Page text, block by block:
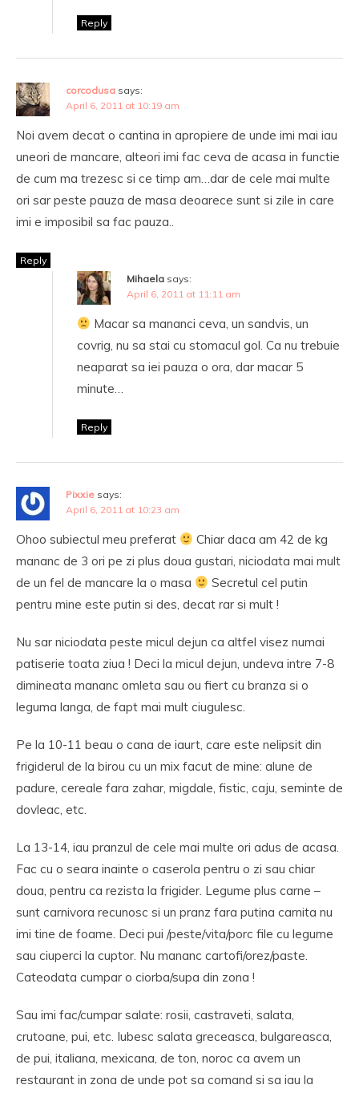
Reply
corcodusa says:
April 6, 2011 at 10:19 am
Noi avem decat o cantina in apropiere de unde imi mai iau
uneori de mancare, alteori imi fac ceva de acasa in functie
de cum ma trezesc si ce timp am…dar de cele mai multe
ori sar peste pauza de masa deoarece sunt si zile in care
imi e imposibil sa fac pauza..
Reply
Mihaela says:
April 6, 2011 at 11:11 am
Macar sa mananci ceva, un sandvis, un
covrig, nu sa stai cu stomacul gol. Ca nu trebuie
neaparat sa iei pauza o ora, dar macar 5
minute…
Reply
Pixxie says:
April 6, 2011 at 10:23 am
Ohoo subiectul meu preferat
Chiar daca am 42 de kg
mananc de 3 ori pe zi plus doua gustari, niciodata mai mult
de un fel de mancare la o masa
Secretul cel putin
pentru mine este putin si des, decat rar si mult !
Nu sar niciodata peste micul dejun ca altfel visez numai
patiserie toata ziua ! Deci la micul dejun, undeva intre 7-8
dimineata mananc omleta sau ou fiert cu branza si o
leguma langa, de fapt mai mult ciugulesc.
Pe la 10-11 beau o cana de iaurt, care este nelipsit din
frigiderul de la birou cu un mix facut de mine: alune de
padure, cereale fara zahar, migdale, fistic, caju, seminte de
dovleac, etc.
La 13-14, iau pranzul de cele mai multe ori adus de acasa.
Fac cu o seara inainte o caserola pentru o zi sau chiar
doua, pentru ca rezista la frigider. Legume plus carne –
sunt carnivora recunosc si un pranz fara putina carnita nu
imi tine de foame. Deci pui /peste/vita/porc file cu legume
sau ciuperci la cuptor. Nu mananc cartofi/orez/paste.
Cateodata cumpar o ciorba/supa din zona !
Sau imi fac/cumpar salate: rosii, castraveti, salata,
crutoane, pui, etc. Iubesc salata greceasca, bulgareasca,
de pui, italiana, mexicana, de ton, noroc ca avem un
restaurant in zona de unde pot sa comand si sa iau la